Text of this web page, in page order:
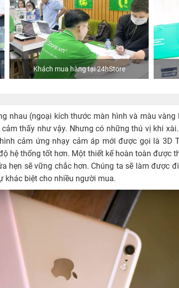
hàng tại 24hStore Ca sĩ Văn Mai
nhau (ngoại kích thước màn hình và màu vàng
thấy như vậy. Nhưng có những thú vị khi xài.
cảm ứng nhạy cảm áp mới được gọi là 3D
hệ thống tốt hơn. Một thiết kế hoàn toàn được
hẹn sẽ vững chắc hơn. Chúng ta sẽ làm được
khác biệt cho nhiều người mua.